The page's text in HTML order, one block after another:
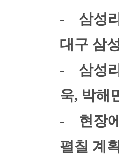
- 삼성라
대구 삼
- 삼성라
욱, 박해
- 현장에
펼칠 계